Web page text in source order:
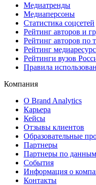
Медиатренды
Медиаперсоны
Статистика соцсетей
Рейтинг авторов и
Рейтинг авторов по
Рейтинг
Рейтинги вузов
Правила
Компания
О Brand Analytics
Карьера
Кейсы
Отзывы клиентов
Образовательные
Партнеры
Партнеры по данным
События
Информация о
Контакты